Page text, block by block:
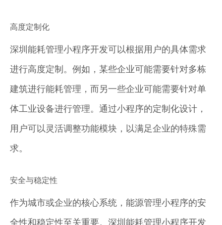
高度定制化
深圳能耗管理小程序开发可以根据用户的具体需求
进行高度定制。例如，某些企业可能需要针对多栋
建筑进行能耗管理，而另一些企业可能需要针对单
体工业设备进行管理。通过小程序的定制化设计，
用户可以灵活调整功能模块，以满足企业的特殊需
求。
安全与稳定性
作为城市或企业的核心系统，能源管理小程序的安
全性和稳定性至关重要。深圳能耗管理小程序开发